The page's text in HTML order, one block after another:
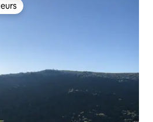
les plus appréciés